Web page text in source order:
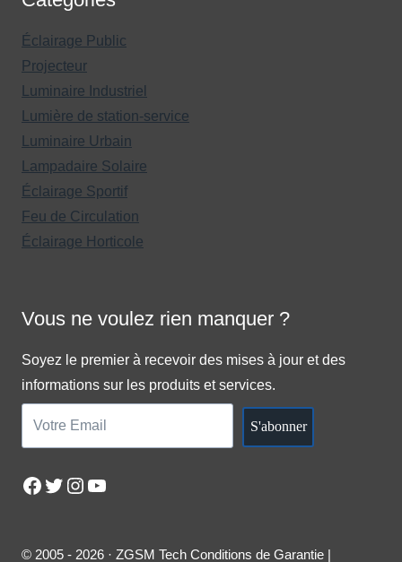
Éclairage Public
Projecteur
Luminaire Industriel
Lumière de station-service
Luminaire Urbain
Lampadaire Solaire
Éclairage Sportif
Feu de Circulation
Éclairage Horticole
Vous ne voulez rien manquer ?
Soyez le premier à recevoir des mises à jour et des
informations sur les produits et services.
S'abonner
Facebook
Twitter
Instagram
YouTube
© 2005 - 2026 · ZGSM Tech Conditions de Garantie |